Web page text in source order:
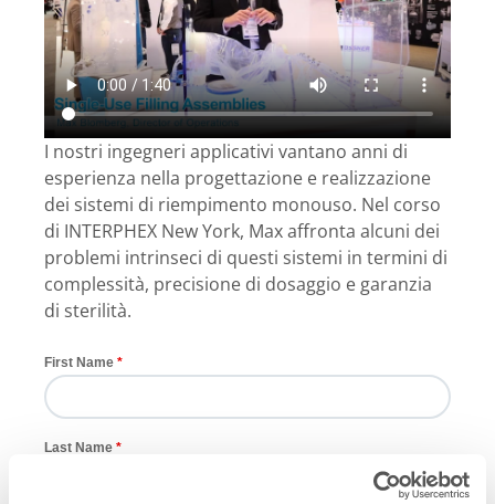
I nostri ingegneri applicativi vantano anni di
esperienza nella progettazione e realizzazione
dei sistemi di riempimento monouso. Nel corso
di INTERPHEX New York, Max affronta alcuni dei
problemi intrinseci di questi sistemi in termini di
complessità, precisione di dosaggio e garanzia
di sterilità.
First Name
Last Name